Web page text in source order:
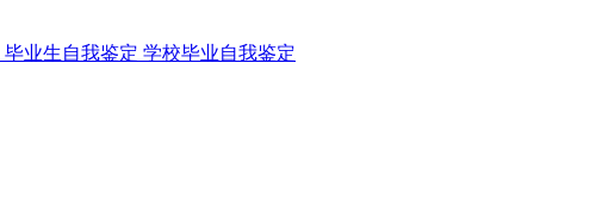
毕业生自我鉴定 学校毕业自我鉴定